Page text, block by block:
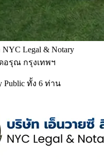
Legal & Notary
อรุณ กรุงเทพฯ
ทั้ง 6 ท่าน